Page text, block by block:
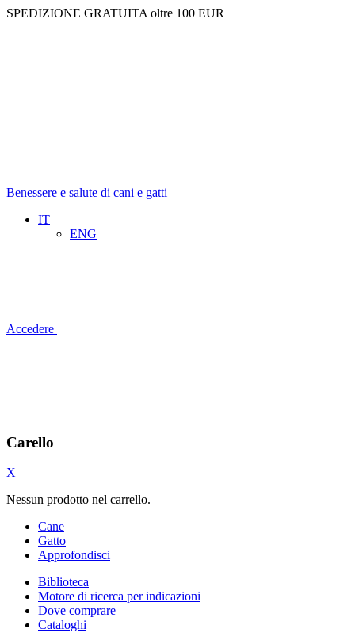
SPEDIZIONE GRATUITA oltre 100 EUR
Benessere e salute di cani e gatti
IT
ENG
Accedere
Carello
X
Nessun prodotto nel carrello.
Cane
Gatto
Approfondisci
Biblioteca
Motore di ricerca per indicazioni
Dove comprare
Cataloghi